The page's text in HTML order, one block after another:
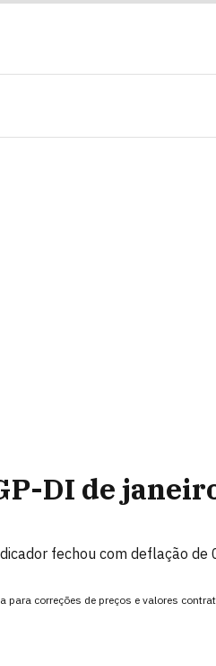
DI de
fechou com deflação de
para correções de preços e valores